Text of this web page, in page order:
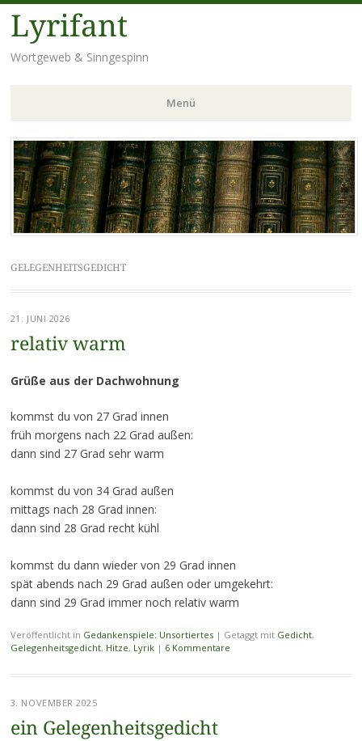
Lyrifant
Wortgeweb & Sinngespinn
Menü
Zum
Inhalt
springen
GELEGENHEITSGEDICHT
21. JUNI 2026
relativ warm
Grüße aus der Dachwohnung
kommst du von 27 Grad innen
früh morgens nach 22 Grad außen:
dann sind 27 Grad sehr warm
kommst du von 34 Grad außen
mittags nach 28 Grad innen:
dann sind 28 Grad recht kühl
kommst du dann wieder von 29 Grad innen
spät abends nach 29 Grad außen oder umgekehrt:
dann sind 29 Grad immer noch relativ warm
Veröffentlicht in Gedankenspiele: Unsortiertes | Getaggt mit Gedicht,
Gelegenheitsgedicht, Hitze, Lyrik | 6 Kommentare
3. NOVEMBER 2025
ein Gelegenheitsgedicht